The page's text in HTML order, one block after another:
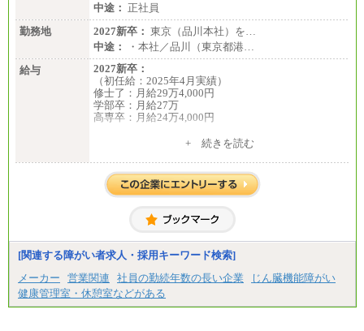
■(株)JTBパブリッシング ※2027年新卒募集終了
総合職 月給241,000円
中途：
①月給227,000円以上
②月給212,000円以上
③月給172,500円以上
④月給23万円～37万円
⑤月給20万円～25万円
⑥月給33万円～48万円
⑦月給271,000円以上
⑧～⑮月給200,000円〜月給400,000円
⑯月給185,000円以上
⑰月給237,000円以上
⑱月給212,000円以上
⑲東京：月給202,000 円以上 、京都：月給193,000 円
以上
㉑月給185,000 円以上
㉓月給224,500円以上
※全コース共通※ 能力・経験・勤務地などにより
※試用期間中も給与に変更はございません。
中途： 正社員
勤務地
2027新卒： 東京（品川本社）を…
中途：
・本社／品川（東京都港…
給与
2027新卒：
（初任給：2025年4月実績）
修士了：月給29万4,000円
学部卒：月給27万
高専卒：月給24万4,000円
月給 250,000円～350,000円
想定年収 420万円～600万円
入社時の処遇（基本給・賞与）は経験・スキルを考
経験・スキルによっては、記載額を超える場合もあ
※試用期間中も給与に変更はございません。
+ 続きを読む
[関連する障がい者求人・採用キーワード検索]
メーカー
営業関連 社員の勤続年数の長い企業
じん臓機能障がい
健康管理室・休憩室などがある